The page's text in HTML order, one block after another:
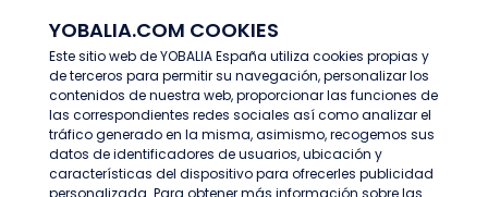
YOBALIA.COM COOKIES
Este sitio web de YOBALIA España utiliza cookies propias y
de terceros para permitir su navegación, personalizar los
contenidos de nuestra web, proporcionar las funciones de
las correspondientes redes sociales así como analizar el
tráfico generado en la misma, asimismo, recogemos sus
datos de identificadores de usuarios, ubicación y
características del dispositivo para ofrecerles publicidad
personalizada. Para obtener más información sobre las
Últimas ofertas